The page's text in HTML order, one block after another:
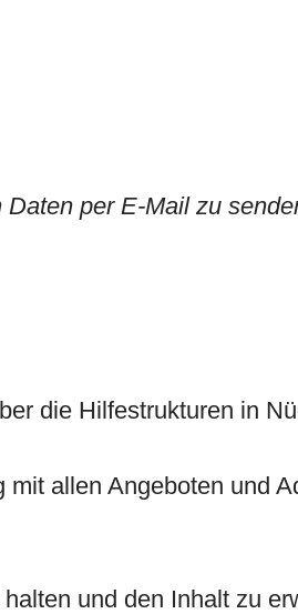
per E-Mail zu
die Hilfestrukturen in
allen Angeboten und
und den Inhalt zu